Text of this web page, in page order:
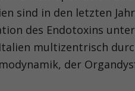
sind in den letzten
des Endotoxins
multizentrisch
der